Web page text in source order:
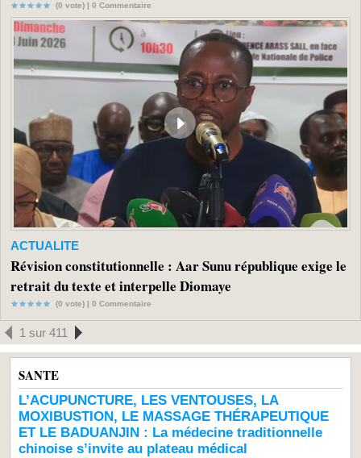
(0 vote) | 0 Commentaire
ACTUALITE
Révision constitutionnelle : Aar Sunu république exige le
retrait du texte et interpelle Diomaye
(0 vote) | 0 Commentaire
1 sur 411
SANTE
L’ACUPUNCTURE, LES VENTOUSES, LA
MOXIBUSTION, LE MASSAGE THÉRAPEUTIQUE
ET LE BADUANJIN : La médecine traditionnelle
chinoise s’invite au plateau médical